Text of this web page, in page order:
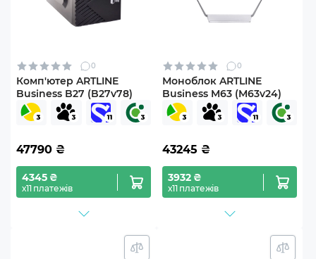
0
Комп'ютер ARTLINE
Business B27 (B27v78)
47790 ₴
4345 ₴
х11 платежів
0
Моноблок ARTLINE
Business M63 (M63v24)
43245 ₴
3932 ₴
х11 платежів